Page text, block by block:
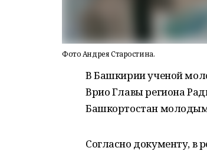
Фото Андрея Старостина.
В Башкирии ученой
Врио Главы региона
Башкортостан
Согласно документу, в